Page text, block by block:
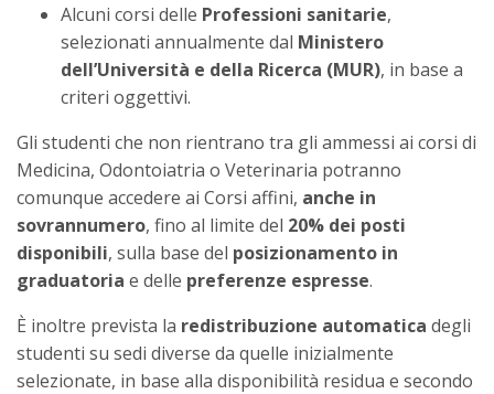
Alcuni corsi delle Professioni sanitarie,
selezionati annualmente dal Ministero
dell’Università e della Ricerca (MUR), in base a
criteri oggettivi.
Gli studenti che non rientrano tra gli ammessi ai corsi di
Medicina, Odontoiatria o Veterinaria potranno
comunque accedere ai Corsi affini, anche in
sovrannumero, fino al limite del 20% dei posti
disponibili, sulla base del posizionamento in
graduatoria e delle preferenze espresse.
È inoltre prevista la redistribuzione automatica degli
studenti su sedi diverse da quelle inizialmente
selezionate, in base alla disponibilità residua e secondo